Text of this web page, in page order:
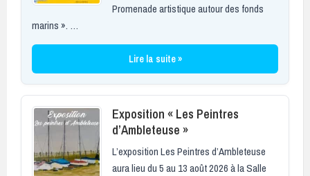
Promenade artistique autour des fonds
marins ». …
Lire la suite »
Exposition « Les Peintres
d’Ambleteuse »
L’exposition Les Peintres d’Ambleteuse
aura lieu du 5 au 13 août 2026 à la Salle